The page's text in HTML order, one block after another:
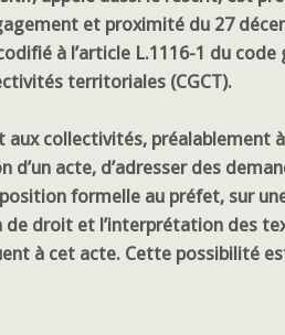
et proximité du 27
à l’article L.1116-1 du code
territoriales (CGCT).
aux collectivités, préalablement à
d’un acte, d’adresser des
formelle au préfet, sur
de droit et l’interprétation des
à cet acte. Cette possibilité